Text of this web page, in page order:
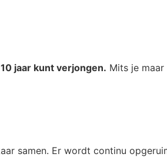
jaar kunt verjongen. Mits je maar
samen. Er wordt continu